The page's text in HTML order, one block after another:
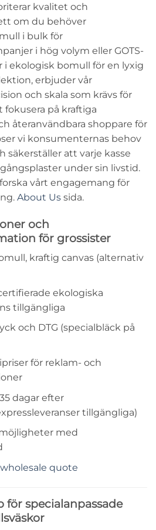
kvalitet och
om du behöver
i bulk för
i hög volym eller GOTS-
i ekologisk bomull för en lyxig
erbjuder vår
och skala som krävs för
fokusera på kraftiga
återanvändbara shoppare för
vi konsumenternas behov
säkerställer att varje kasse
under sin livstid.
vårt engagemang för
About Us sida.
och
för grossister
kraftig canvas (alternativ
ekologiska
tillgängliga
och DTG (specialbläck på
för reklam- och
dagar efter
tillgängliga)
med
quote
för specialanpassade